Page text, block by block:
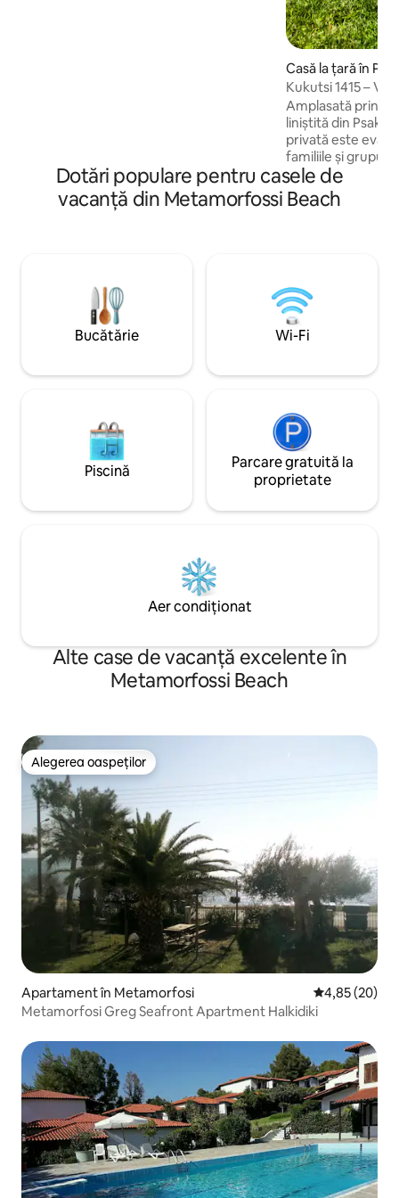
Casă la țară în
Kukutsi 1415 –
Amplasată printre
liniștită din
privată este
familiile și
relaxare completă. Poate găzdui
9 oaspeți, are 3
complet utilată,
privată spațioasă
animalele de companie
pentru
Dotări populare pentru casele de
vacanță din Metamorfossi Beach
Bucătărie Wi-Fi
Piscină
Parcare gratuită la
proprietate
Aer condiționat
Alte case de vacanță excelente în
Metamorfossi Beach
Alegerea oaspeților
Alegerea oaspeților
Apartament în Metamorfosi Scor mediu
4,85 (20)
Metamorfosi Greg Seafront Apartment Halkidiki